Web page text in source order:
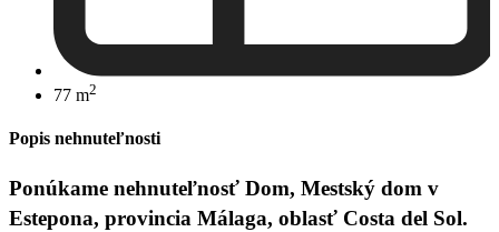
77 m2
Popis nehnuteľnosti
Ponúkame nehnuteľnosť Dom, Mestský dom v
Estepona, provincia Málaga, oblasť Costa del Sol.